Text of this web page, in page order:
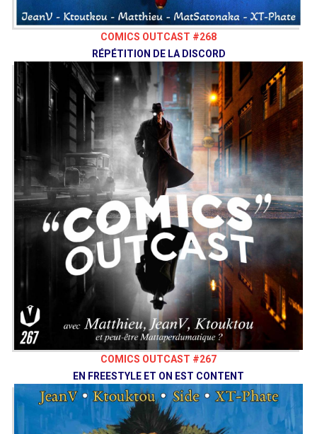
souhaitez, grâce au
Patreon
de notre collectif, le
Vaisseau Hyper Sensas !
patreon.com/vaisseauhypersensas
Découvrez également notre site tout neuf (qui va
bouger)
vaisseauhypersensas.fr
Starring:
Grégo@Gregocentrique
@JoeHume
@Nekkoto
Adrien
@AdrienLarouzee
Éric
@EKBR2KKO
Bluesky@Comicsoutcast
Twitter@Comicsoutcast
InstagramComics Outcast
FacebookBouyah Comics Club
comicsoutcast.com
Vaisseau Hyper Sensas © 2019
COMICS OUTCAST #268
RÉPÉTITION DE LA DISCORD
COMICS OUTCAST #267
EN FREESTYLE ET ON EST CONTENT